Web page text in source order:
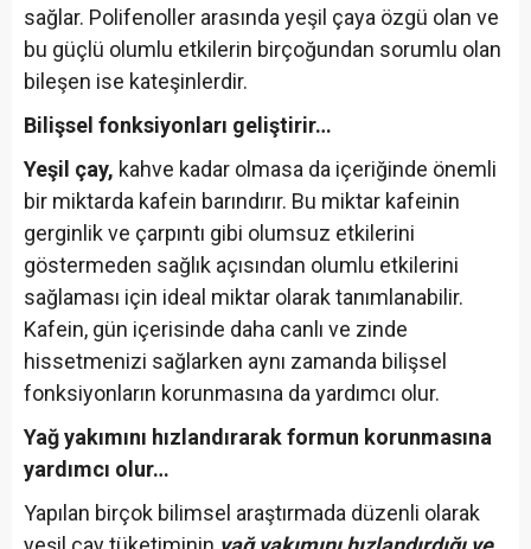
sağlar. Polifenoller arasında yeşil çaya özgü olan ve
bu güçlü olumlu etkilerin birçoğundan sorumlu olan
bileşen ise kateşinlerdir.
Bilişsel fonksiyonları geliştirir…
Yeşil çay, kahve kadar olmasa da içeriğinde önemli
bir miktarda kafein barındırır. Bu miktar kafeinin
gerginlik ve çarpıntı gibi olumsuz etkilerini
göstermeden sağlık açısından olumlu etkilerini
sağlaması için ideal miktar olarak tanımlanabilir.
Kafein, gün içerisinde daha canlı ve zinde
hissetmenizi sağlarken aynı zamanda bilişsel
fonksiyonların korunmasına da yardımcı olur.
Yağ yakımını hızlandırarak formun korunmasına
yardımcı olur…
Yapılan birçok bilimsel araştırmada düzenli olarak